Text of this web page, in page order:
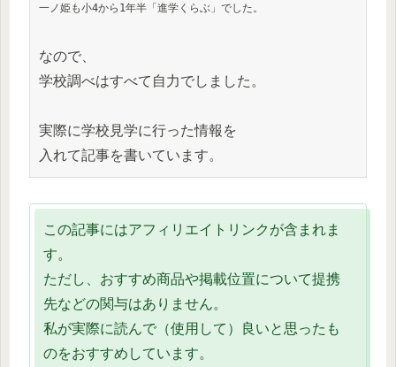
一ノ姫も小4から1年半「進学くらぶ」でした。
なので、
学校調べはすべて自力でしました。
実際に学校見学に行った情報を
入れて記事を書いています。
この記事にはアフィリエイトリンクが含まれま
す。
ただし、おすすめ商品や掲載位置について提携
先などの関与はありません。
私が実際に読んで（使用して）良いと思ったも
のをおすすめしています。